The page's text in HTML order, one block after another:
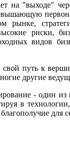
на "выходе"
рынке,
риски,
видов
свой путь к
другие
- один
в
для